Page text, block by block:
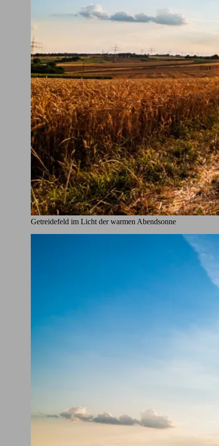
Getreidefeld im Licht der warmen Abendsonne